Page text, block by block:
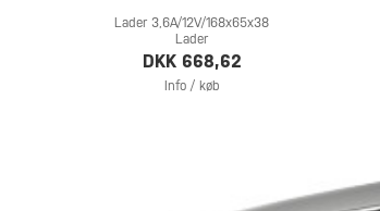
Lader 3,6A/12V/168x65x38
Lader
DKK 668,62
Info / køb